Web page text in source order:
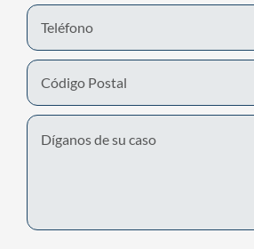
Phone
Number
Untitled